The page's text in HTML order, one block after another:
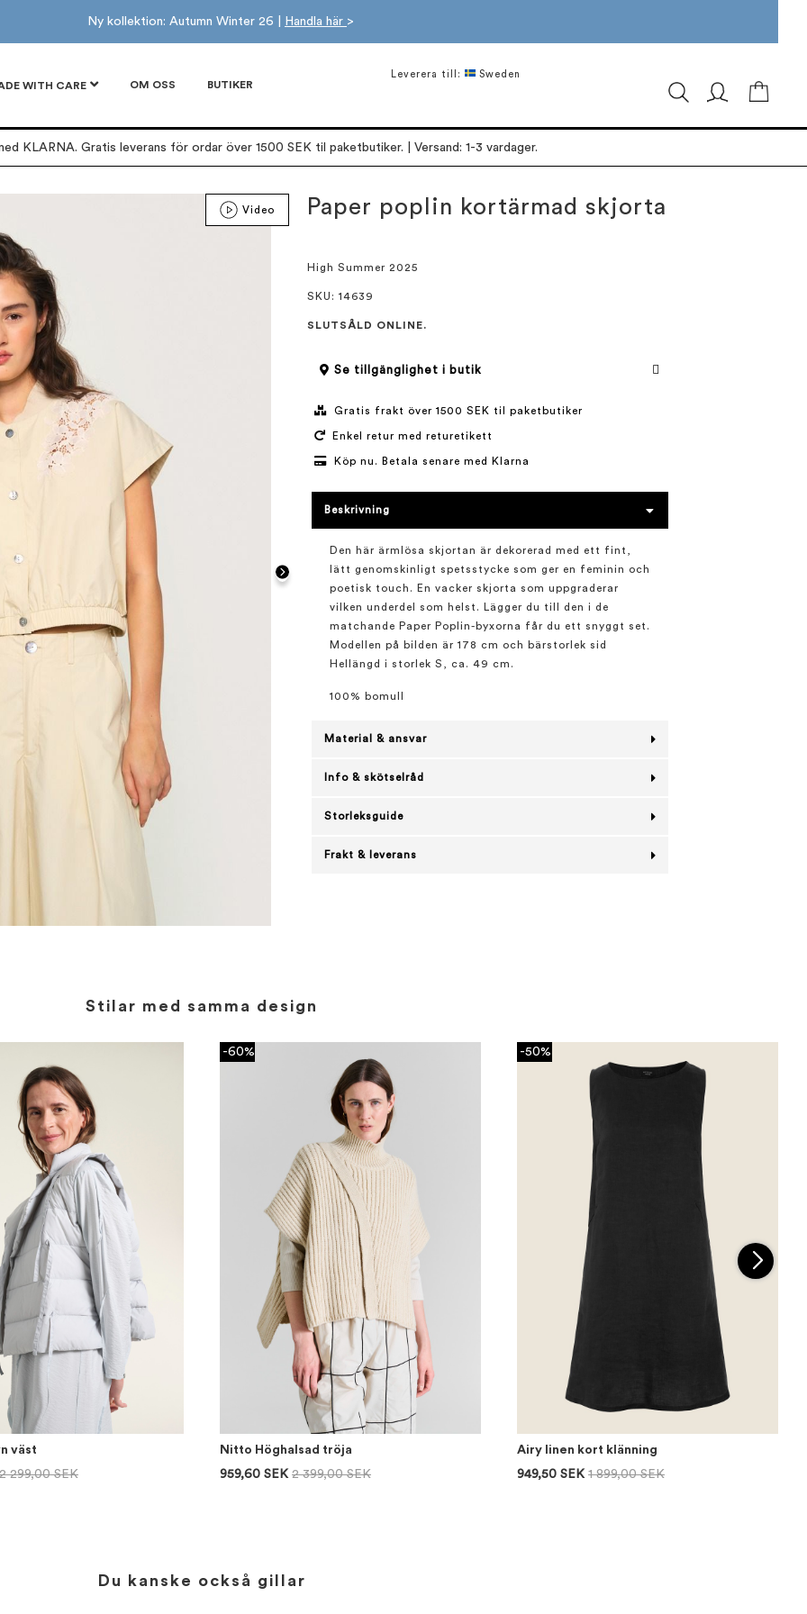
Ny kollektion: Autumn Winter 26 | Handla här >
WITH CARE OM OSS BUTIKER
Leverera till: Sweden
KLARNA. Gratis leverans för ordar över 1500 SEK til paketbutiker. | Versand: 1-3 vardager.
Video Paper poplin kortärmad skjorta
High Summer 2025
SKU : 14639
SLUTSÅLD ONLINE.
Se tillgänglighet i butik
Gratis frakt över 1500 SEK til paketbutiker
Enkel retur med returetikett
Köp nu. Betala senare med Klarna
Beskrivning
Den här ärmlösa skjortan är dekorerad med ett fint,
lätt genomskinligt spetsstycke som ger en feminin och
poetisk touch. En vacker skjorta som uppgraderar
vilken underdel som helst. Lägger du till den i de
matchande Paper Poplin-byxorna får du ett snyggt set.
Modellen på bilden är 178 cm och bärstorlek sid
Hellängd i storlek S, ca. 49 cm.
100% bomull
Material & ansvar
Info & skötselråd
Storleksguide
Frakt & leverans
Stilar med samma design
väst
2 299,00 SEK
-60%
Nitto Höghalsad tröja
959,60 SEK 2 399,00 SEK
-50%
Airy linen kort klänning
949,50 SEK 1 899,00 SEK
Du kanske också gillar